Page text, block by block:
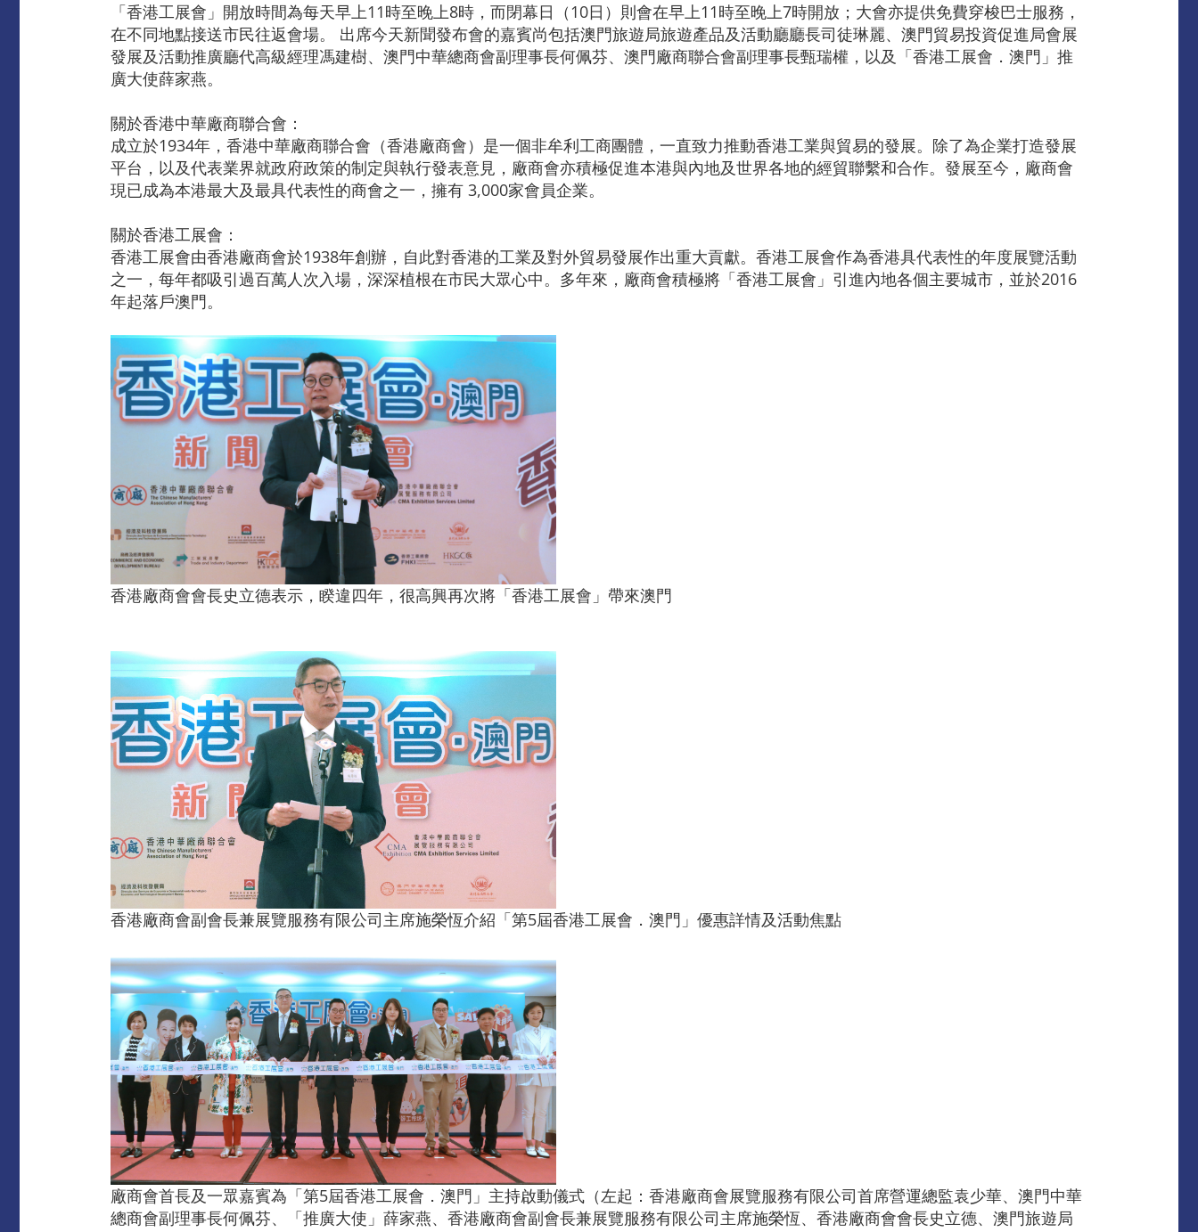
「香港工展會」開放時間為每天早上11時至晚上8時，而閉幕日（10日）則會在早上11時至晚上7時開放；大會亦提供免費穿梭巴士服務，
在不同地點接送市民往返會場。 出席今天新聞發布會的嘉賓尚包括澳門旅遊局旅遊產品及活動廳廳長司徒琳麗、澳門貿易投資促進局會展
發展及活動推廣廳代高級經理馮建樹、澳門中華總商會副理事長何佩芬、澳門廠商聯合會副理事長甄瑞權，以及「香港工展會．澳門」推
廣大使薛家燕。
關於香港中華廠商聯合會：
成立於1934年，香港中華廠商聯合會（香港廠商會）是一個非牟利工商團體，一直致力推動香港工業與貿易的發展。除了為企業打造發展
平台，以及代表業界就政府政策的制定與執行發表意見，廠商會亦積極促進本港與內地及世界各地的經貿聯繫和合作。發展至今，廠商會
現已成為本港最大及最具代表性的商會之一，擁有 3,000家會員企業。
關於香港工展會：
香港工展會由香港廠商會於1938年創辦，自此對香港的工業及對外貿易發展作出重大貢獻。香港工展會作為香港具代表性的年度展覽活動
之一，每年都吸引過百萬人次入場，深深植根在市民大眾心中。多年來，廠商會積極將「香港工展會」引進內地各個主要城市，並於2016
年起落戶澳門。
香港廠商會會長史立德表示，睽違四年，很高興再次將「香港工展會」帶來澳門
香港廠商會副會長兼展覽服務有限公司主席施榮恆介紹「第5屆香港工展會．澳門」優惠詳情及活動焦點
廠商會首長及一眾嘉賓為「第5屆香港工展會．澳門」主持啟動儀式（左起：香港廠商會展覽服務有限公司首席營運總監袁少華、澳門中華
總商會副理事長何佩芬、「推廣大使」薛家燕、香港廠商會副會長兼展覽服務有限公司主席施榮恆、香港廠商會會長史立德、澳門旅遊局